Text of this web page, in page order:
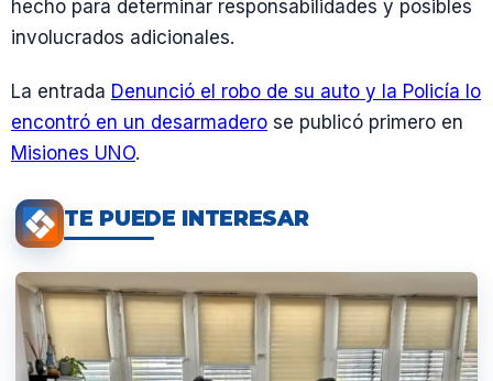
hecho para determinar responsabilidades y posibles
involucrados adicionales.
La entrada Denunció el robo de su auto y la Policía lo
encontró en un desarmadero se publicó primero en
Misiones UNO.
TE PUEDE INTERESAR